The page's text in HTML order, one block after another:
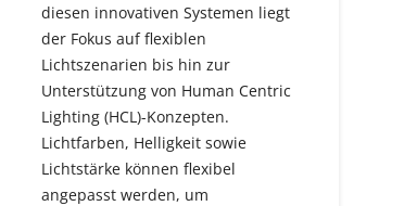
diesen innovativen Systemen liegt
der Fokus auf flexiblen
Lichtszenarien bis hin zur
Unterstützung von Human Centric
Lighting (HCL)-Konzepten.
Lichtfarben, Helligkeit sowie
Lichtstärke können flexibel
angepasst werden, um